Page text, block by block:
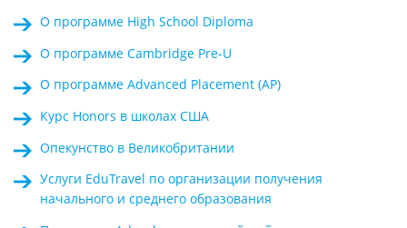
О программе High School Diploma
О программе Cambridge Pre-U
О программе Advanced Placement (AP)
Курс Honors в школах США
Опекунство в Великобритании
Услуги EduTravel по организации получения
начального и среднего образования